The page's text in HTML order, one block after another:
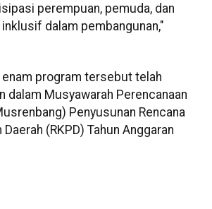
perempuan, pemuda, dan
dalam pembangunan,"
enam program tersebut telah
dalam Musyawarah Perencanaan
Penyusunan Rencana
(RKPD) Tahun Anggaran